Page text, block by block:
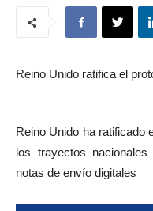
Reino Unido ratifica el
Reino Unido ha ratificado
los trayectos
notas de envío digitales